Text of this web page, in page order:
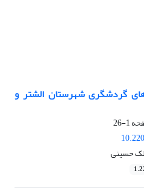
گردشگری شهرستان الشتر و
1-26
حسینی